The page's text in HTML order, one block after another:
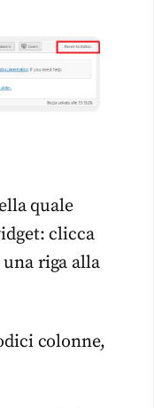
quale
clicca
riga alla
colonne,